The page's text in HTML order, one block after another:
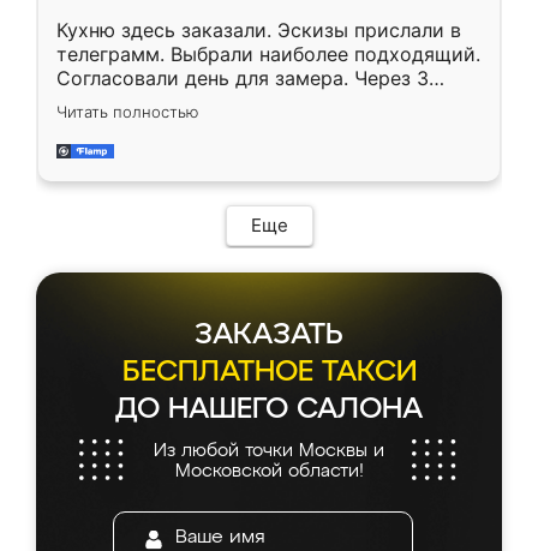
Кухню здесь заказали. Эскизы прислали в
телеграмм. Выбрали наиболее подходящий.
Согласовали день для замера. Через 3
недели кухня была уже готова. Остались
довольны работой. Спасибо Ренессанс
мебель за качественную работу!
Читать полностью
Еще
ЗАКАЗАТЬ
БЕСПЛАТНОЕ ТАКСИ
ДО НАШЕГО САЛОНА
Из любой точки Москвы и
Московской области!